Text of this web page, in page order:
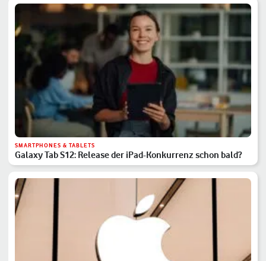
SMARTPHONES & TABLETS
Galaxy Tab S12: Release der iPad-Konkurrenz schon bald?